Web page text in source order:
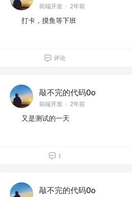
前端开发 · 2年前
打卡，摸鱼等下班
评论
敲不完的代码0o
前端开发 · 2年前
又是测试的一天
1
敲不完的代码0o